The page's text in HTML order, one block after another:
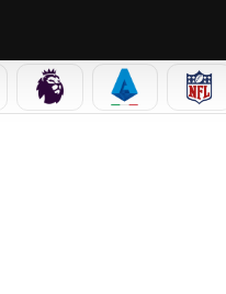
PREMIER LEAGUE
SERIE A NFL